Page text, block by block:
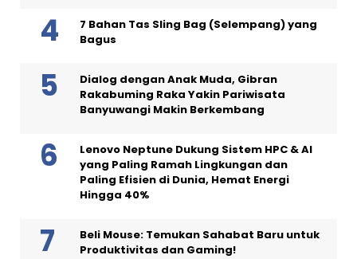
7 Bahan Tas Sling Bag (Selempang) yang
Bagus
Dialog dengan Anak Muda, Gibran
Rakabuming Raka Yakin Pariwisata
Banyuwangi Makin Berkembang
Lenovo Neptune Dukung Sistem HPC & AI
yang Paling Ramah Lingkungan dan
Paling Efisien di Dunia, Hemat Energi
Hingga 40%
Beli Mouse: Temukan Sahabat Baru untuk
Produktivitas dan Gaming!